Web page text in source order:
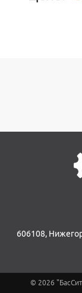
606108,
© 2026